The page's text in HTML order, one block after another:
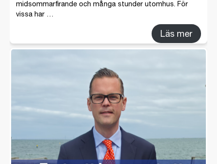
midsommarfirande och många stunder utomhus. För
vissa har …
Läs mer